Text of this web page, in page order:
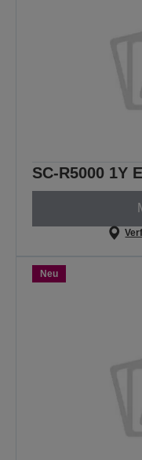
SC-R5000 1Y
Neu